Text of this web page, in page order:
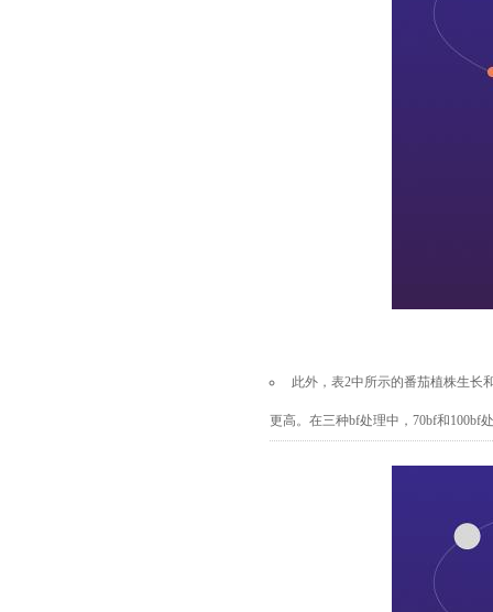
此外，表2中所示的番茄植株生长
更高。在三种bf处理中，70bf和100bf